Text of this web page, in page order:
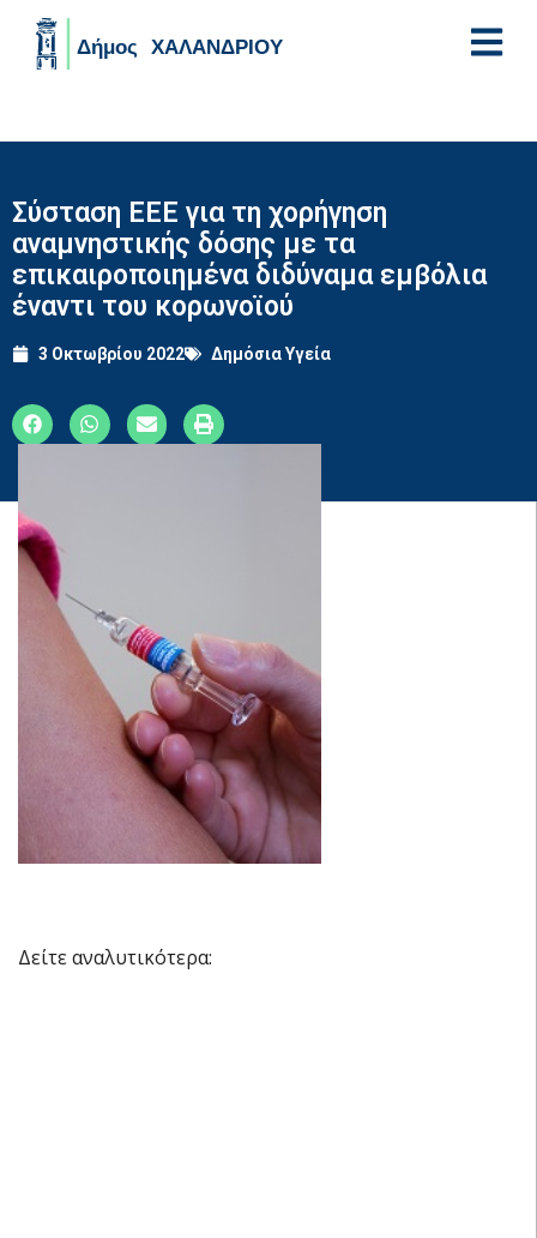
Σύσταση ΕΕΕ για τη χορήγηση
αναμνηστικής δόσης με τα
επικαιροποιημένα διδύναμα εμβόλια
έναντι του κορωνοϊού
3 Οκτωβρίου 2022 Δημόσια Υγεία
Δείτε αναλυτικότερα: